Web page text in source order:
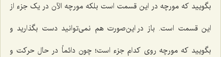
بگویید که مورچه در این قسمت است بلکه مورچه الآن در یک جزء از
این قسمت است. باز در این‌صورت هم نمی‌توانید دست بگذارید و
بگویید که مورچه روی کدام جزء است؛ چون دائماً در حال حرکت و